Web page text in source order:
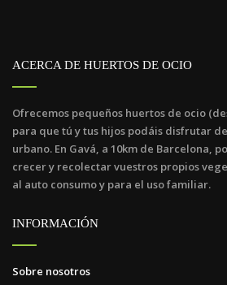
ACERCA DE HUERTOS DE OCIO
Ofrecemos pequeños huertos de ocio
para que tú y tus hijos podáis disfrutar
urbano. En Gavá, a 10km de Barcelona,
crecer y recolectar vuestros propios
al auto consumo y para el uso familiar.
INFORMACIÓN
Sobre nosotros